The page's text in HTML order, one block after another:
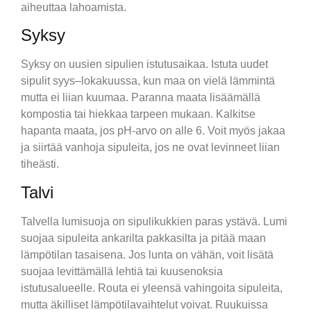
aiheuttaa lahoamista.
Syksy
Syksy on uusien sipulien istutusaikaa. Istuta uudet
sipulit syys–lokakuussa, kun maa on vielä lämmintä
mutta ei liian kuumaa. Paranna maata lisäämällä
kompostia tai hiekkaa tarpeen mukaan. Kalkitse
hapanta maata, jos pH-arvo on alle 6. Voit myös jakaa
ja siirtää vanhoja sipuleita, jos ne ovat levinneet liian
tiheästi.
Talvi
Talvella lumisuoja on sipulikukkien paras ystävä. Lumi
suojaa sipuleita ankarilta pakkasilta ja pitää maan
lämpötilan tasaisena. Jos lunta on vähän, voit lisätä
suojaa levittämällä lehtiä tai kuusenoksia
istutusalueelle. Routa ei yleensä vahingoita sipuleita,
mutta äkilliset lämpötilavaihtelut voivat. Ruukuissa